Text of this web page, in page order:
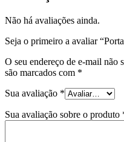
Não há avaliações ainda.
Seja o primeiro a avaliar
O seu endereço de e-mail não
são marcados com *
Sua avaliação *
Sua avaliação sobre o produto